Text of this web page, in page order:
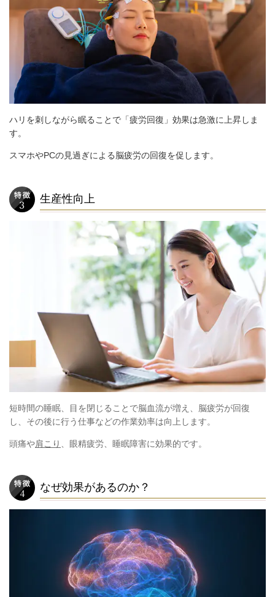
ハリを刺しながら眠ることで「疲労回復」効果は急激に上昇しま
す。
スマホやPCの見過ぎによる脳疲労の回復を促します。
生産性向上
短時間の睡眠、目を閉じることで脳血流が増え、脳疲労が回復
し、その後に行う仕事などの作業効率は向上します。
頭痛や肩こり 、眼精疲労、睡眠障害に効果的です。
なぜ効果があるのか？